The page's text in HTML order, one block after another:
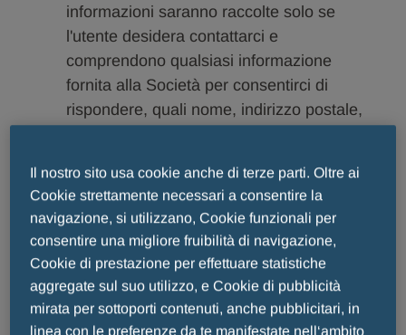
informazioni saranno raccolte solo se
l'utente desidera contattarci e
comprendono qualsiasi informazione
fornita alla Società per consentirci di
rispondere, quali nome, indirizzo postale,
natura della richiesta dell'utente,
potremmo anche aver bisogno delle
qualifiche professionali, del contenuto
della richiesta o dei rapporti e di qualsiasi
altro dato aggiuntivo che la Società
potrebbe acquisire anche da terzi, durante
lo svolgimento dell’attività.
Il nostro sito usa cookie anche di terze parti. Oltre ai
Cookie strettamente necessari a consentire la
navigazione, si utilizzano, Cookie funzionali per
consentire una migliore fruibilità di navigazione,
Cookie di prestazione per effettuare statistiche
aggregate sul suo utilizzo, e Cookie di pubblicità
mirata per sottoporti contenuti, anche pubblicitari, in
linea con le preferenze da te manifestate nell‘ambito